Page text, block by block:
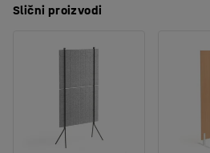
Slični proizvodi